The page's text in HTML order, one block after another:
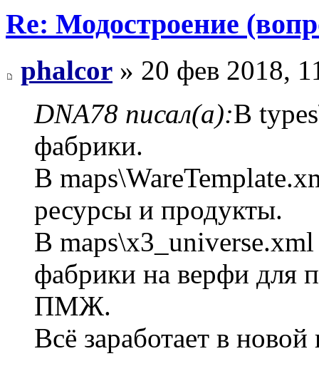
Re: Модостроение
phalcor » 20 фев 2018,
DNA78 писал(а):В
фабрики.
В
ресурсы и продукты.
В
фабрики на верфи для
ПМЖ.
Всё заработает в новой